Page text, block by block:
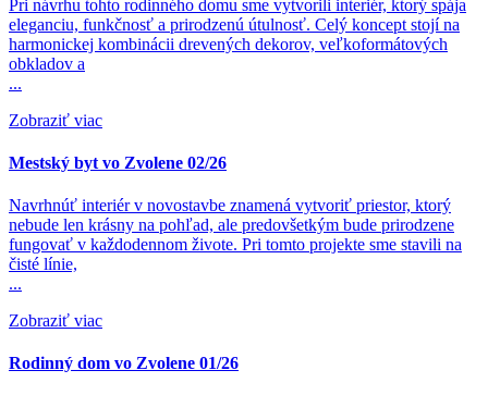
Pri návrhu tohto rodinného domu sme vytvorili interiér, ktorý spája
eleganciu, funkčnosť a prirodzenú útulnosť. Celý koncept stojí na
harmonickej kombinácii drevených dekorov, veľkoformátových
obkladov a
...
Zobraziť viac
Mestský byt vo Zvolene 02/26
Navrhnúť interiér v novostavbe znamená vytvoriť priestor, ktorý
nebude len krásny na pohľad, ale predovšetkým bude prirodzene
fungovať v každodennom živote. Pri tomto projekte sme stavili na
čisté línie,
...
Zobraziť viac
Rodinný dom vo Zvolene 01/26